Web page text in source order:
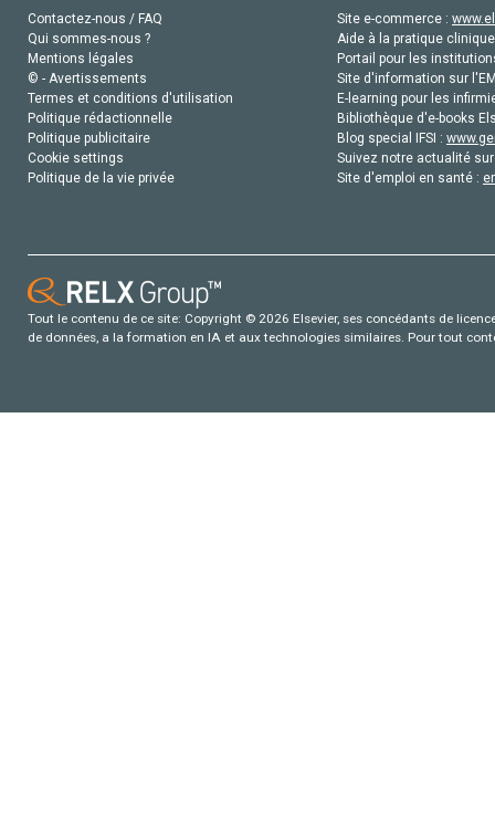
Contactez-nous / FAQ
Qui sommes-nous ?
Mentions légales
© - Avertissements
Termes et conditions d'utilisation
Politique rédactionnelle
Politique publicitaire
Cookie settings
Politique de la vie privée
Site e-commerce :
Aide à la pratique
Portail pour les
Site d'information sur
E-learning pour les
Bibliothèque d'e-books
Blog special IFSI :
Suivez notre actualité
Site d'emploi en santé :
Tout le contenu de ce site: Copyright © 2026 Elsevier, ses concédants de
de données, a la formation en IA et aux technologies similaires. Pour tout